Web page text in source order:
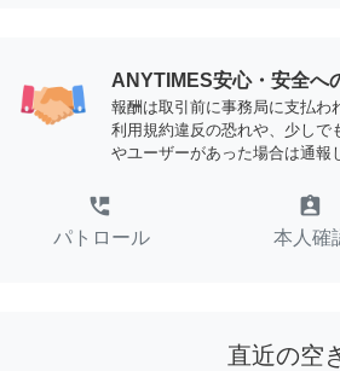
ANYTIMES安心・安全へ
報酬は取引前に事務局に支払わ
利用規約違反の恐れや、少しで
やユーザーがあった場合は通報
perm_phone_msg
パトロール
assignment_ind
本人確
直近の空